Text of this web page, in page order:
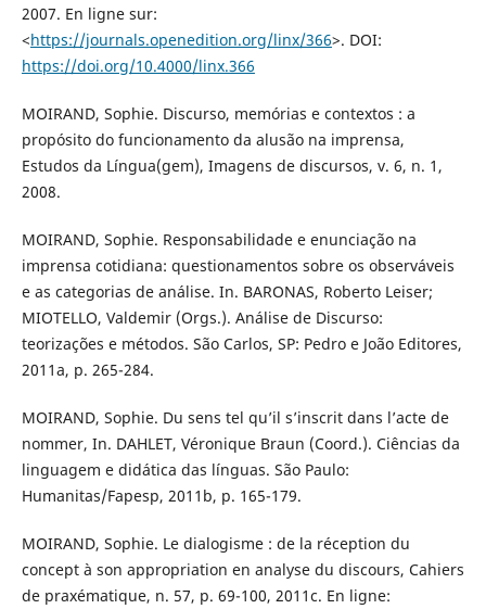
2007. En ligne sur:
<https://journals.openedition.org/linx/366>. DOI:
https://doi.org/10.4000/linx.366
MOIRAND, Sophie. Discurso, memórias e contextos : a
propósito do funcionamento da alusão na imprensa,
Estudos da Língua(gem), Imagens de discursos, v. 6, n. 1,
2008.
MOIRAND, Sophie. Responsabilidade e enunciação na
imprensa cotidiana: questionamentos sobre os observáveis
e as categorias de análise. In. BARONAS, Roberto Leiser;
MIOTELLO, Valdemir (Orgs.). Análise de Discurso:
teorizações e métodos. São Carlos, SP: Pedro e João Editores,
2011a, p. 265-284.
MOIRAND, Sophie. Du sens tel qu’il s’inscrit dans l’acte de
nommer, In. DAHLET, Véronique Braun (Coord.). Ciências da
linguagem e didática das línguas. São Paulo:
Humanitas/Fapesp, 2011b, p. 165-179.
MOIRAND, Sophie. Le dialogisme : de la réception du
concept à son appropriation en analyse du discours, Cahiers
de praxématique, n. 57, p. 69-100, 2011c. En ligne: